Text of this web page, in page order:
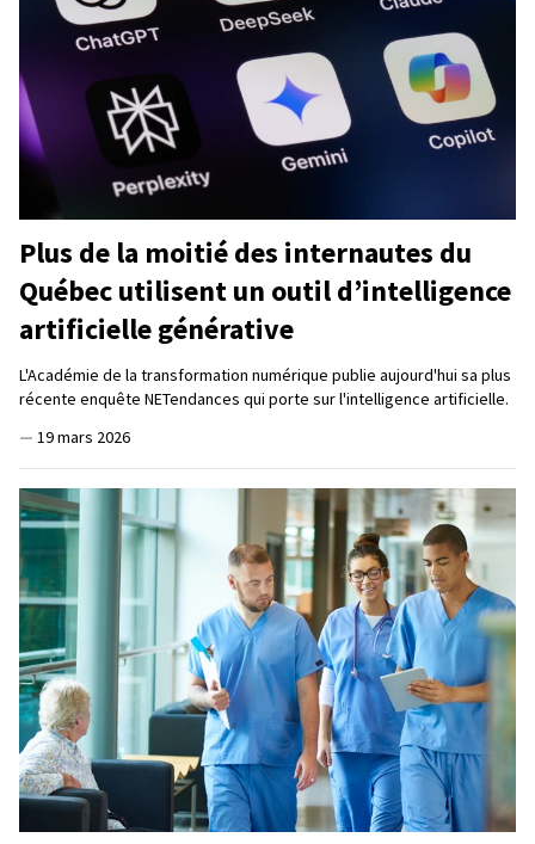
Plus de la moitié des internautes du
Québec utilisent un outil d’intelligence
artificielle générative
L'Académie de la transformation numérique publie aujourd'hui sa plus
récente enquête NETendances qui porte sur l'intelligence artificielle.
— 19 mars 2026